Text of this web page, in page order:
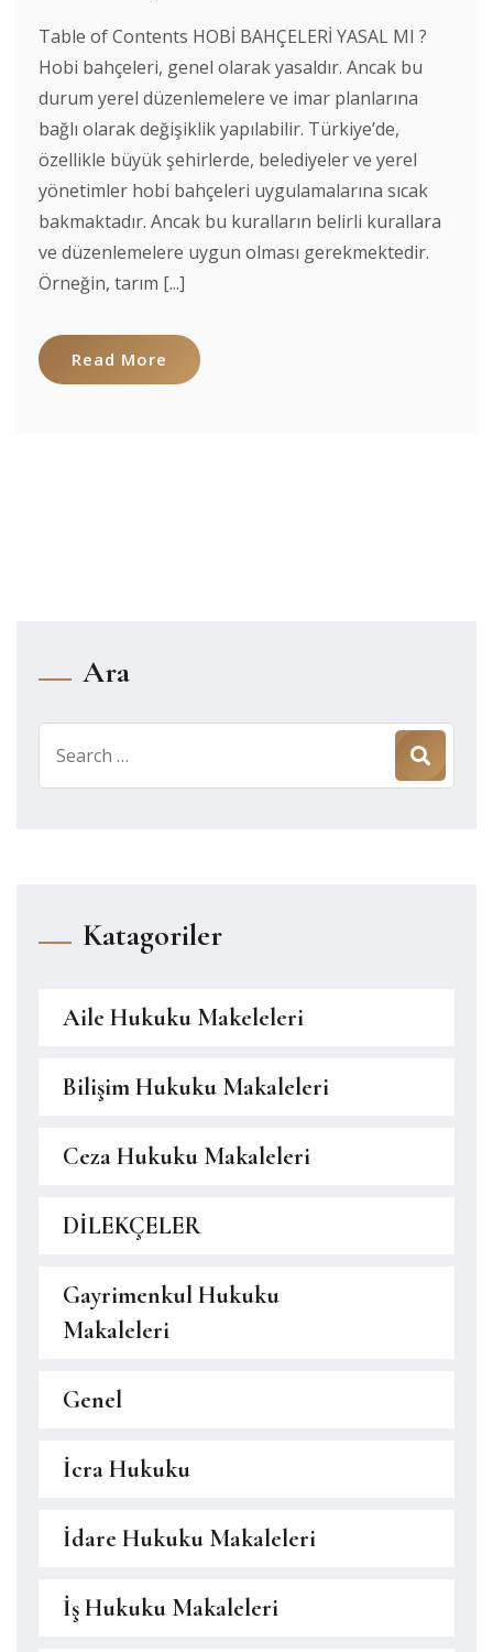
Table of Contents HOBİ BAHÇELERİ YASAL MI ?
Hobi bahçeleri, genel olarak yasaldır. Ancak bu
durum yerel düzenlemelere ve imar planlarına
bağlı olarak değişiklik yapılabilir. Türkiye’de,
özellikle büyük şehirlerde, belediyeler ve yerel
yönetimler hobi bahçeleri uygulamalarına sıcak
bakmaktadır. Ancak bu kuralların belirli kurallara
ve düzenlemelere uygun olması gerekmektedir.
Örneğin, tarım [...]
Read More
Ara
for:
Katagoriler
Aile Hukuku Makeleleri
Bilişim Hukuku Makaleleri
Ceza Hukuku Makaleleri
DİLEKÇELER
Gayrimenkul Hukuku
Makaleleri
Genel
İcra Hukuku
İdare Hukuku Makaleleri
İş Hukuku Makaleleri